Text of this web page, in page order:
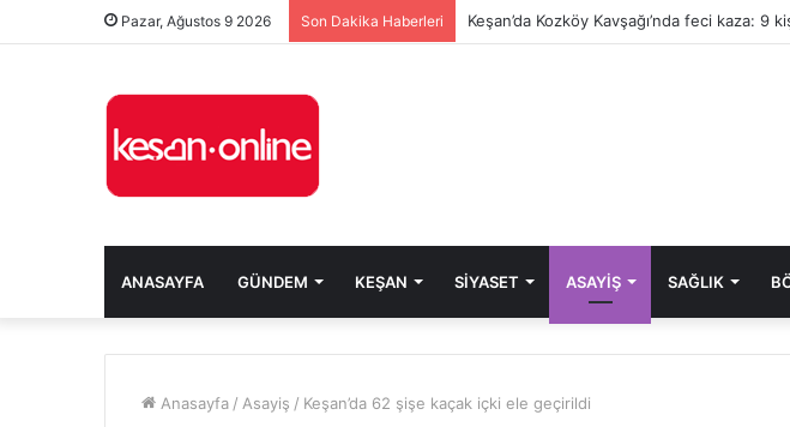
Pazar, Ağustos 9 2026 Son Dakika Haberleri Keşan’da Kozköy Kavşağı’nda feci kaza: 9
ANASAYFA GÜNDEM KEŞAN SIYASET ASAYIŞ SAĞLIK
Anasayfa / Asayiş / Keşan’da 62 şişe kaçak içki ele geçirildi